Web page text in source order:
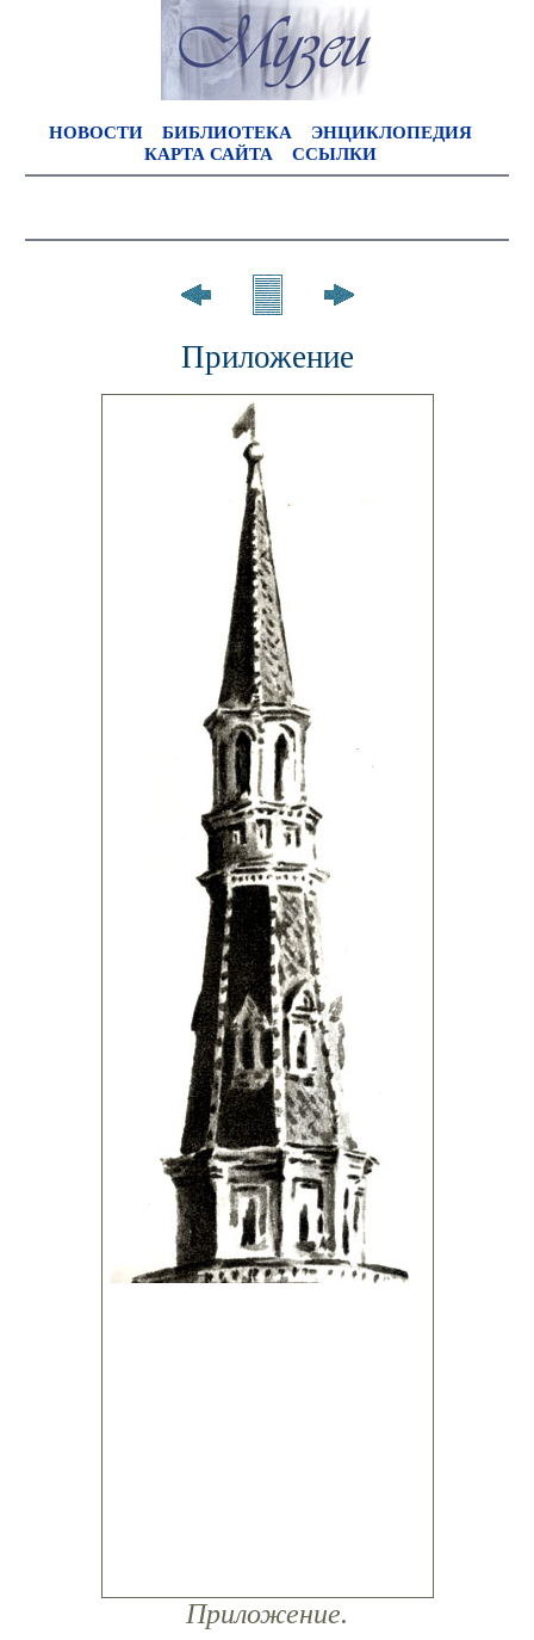
НОВОСТИ БИБЛИОТЕКА
ЭНЦИКЛОПЕДИЯ
КАРТА САЙТА
ССЫЛКИ
Приложение
Приложение.